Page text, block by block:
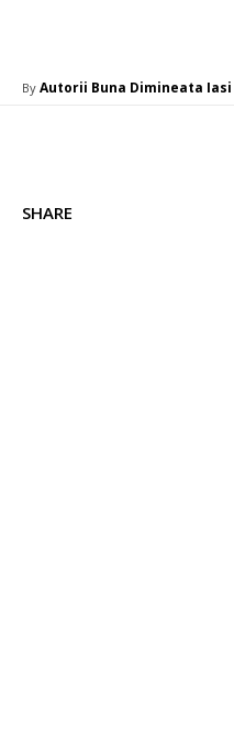
By Autorii Buna Dimineata Iasi
SHARE